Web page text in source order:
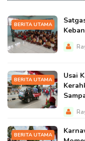
BERITA UTAMA
BERITA UTAMA
Usai
BERITA UTAMA